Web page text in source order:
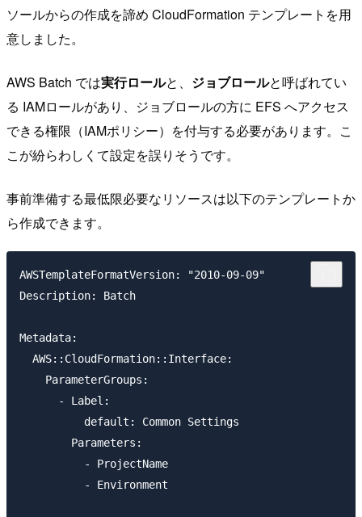
ソールからの作成を諦め CloudFormation テンプレートを用
意しました。
AWS Batch では実行ロールと、 ジョブロールと呼ばれてい
る IAMロールがあり、ジョブロールの方に EFS へアクセス
できる権限（IAMポリシー）を付与する必要があります。こ
こが紛らわしくて設定を誤りそうです。
事前準備する最低限必要なリソースは以下のテンプレートか
ら作成できます。
AWSTemplateFormatVersion: "2010-09-09"
Description: Batch
Metadata:
  AWS::CloudFormation::Interface:
    ParameterGroups:
      - Label:
          default: Common Settings
        Parameters:
          - ProjectName
          - Environment